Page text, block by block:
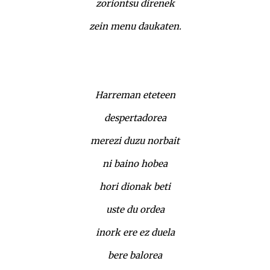
zoriontsu direnek
zein menu daukaten.
Harreman eteteen
despertadorea
merezi duzu norbait
ni baino hobea
hori dionak beti
uste du ordea
inork ere ez duela
bere balorea